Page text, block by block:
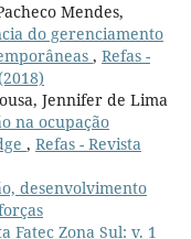
Mendes,
do gerenciamento
, Refas -
Jennifer de Lima
na ocupação
, Refas - Revista
desenvolvimento
Fatec Zona Sul: v. 1